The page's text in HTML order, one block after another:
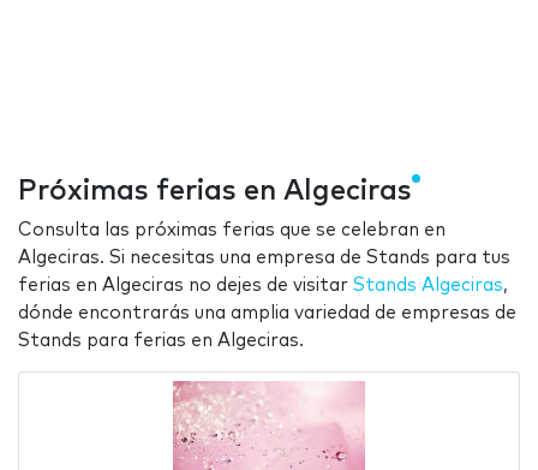
Próximas ferias en Algeciras
Consulta las próximas ferias que se celebran en
Algeciras. Si necesitas una empresa de Stands para tus
ferias en Algeciras no dejes de visitar Stands Algeciras,
dónde encontrarás una amplia variedad de empresas de
Stands para ferias en Algeciras.